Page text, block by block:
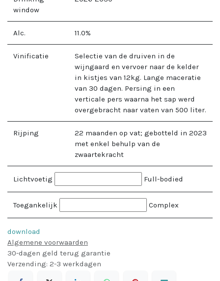
window
Alc. 11.0%
Vinificatie
Selectie van de druiven in de
wijngaard en vervoer naar de kelder
in kistjes van 12kg. Lange maceratie
van 30 dagen. Persing in een
verticale pers waarna het sap werd
overgebracht naar vaten van 500 liter.
Rijping
22 maanden op vat; gebotteld in 2023
met enkel behulp van de
zwaartekracht
Lichtvoetig Full-bodied
Toegankelijk Complex
download
Algemene voorwaarden
30-dagen geld terug garantie
Verzending: 2-3 werkdagen